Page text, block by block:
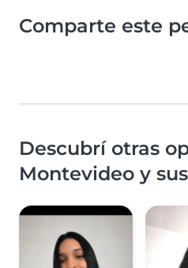
Comparte este
Descubrí otras
Montevideo y